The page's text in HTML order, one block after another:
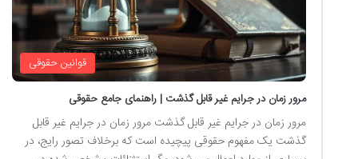
قوانین حقوقی
مرور زمان در جرایم غیر قابل گذشت | راهنمای جامع حقوقی
مرور زمان در جرایم غیر قابل گذشت مرور زمان در جرایم غیر قابل
گذشت یک مفهوم حقوقی پیچیده است که برخلاف تصور رایج، در